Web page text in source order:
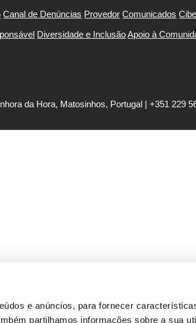
e anúncios, para fornecer
partilhamos informações sobre a sua
Canal de Denúncias Provedor Comunicados
Diversidade e Inclusão Apoio à
da Hora, Matosinhos, Portugal | +351 229